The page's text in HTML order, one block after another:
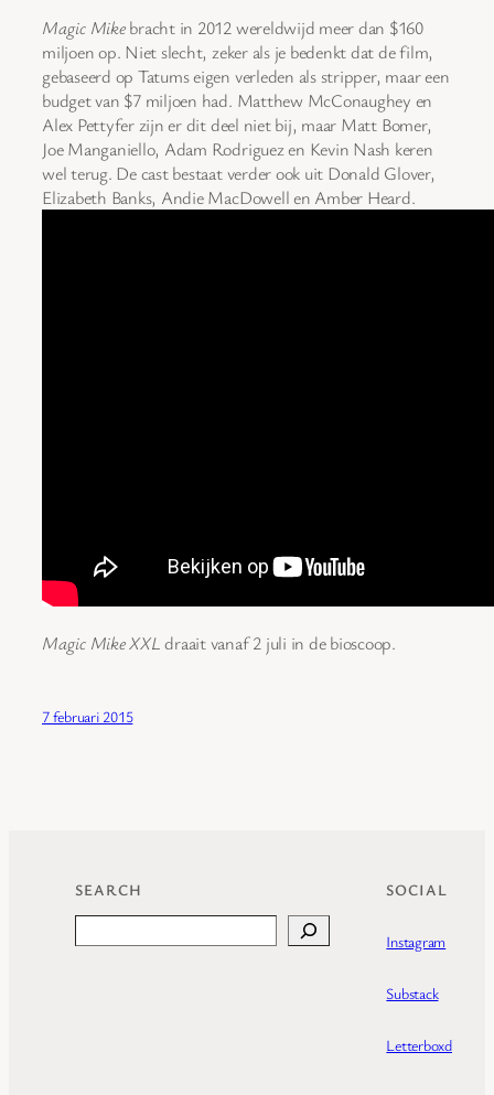
Magic Mikebracht in 2012 wereldwijd meer dan $160
miljoen op. Niet slecht, zeker als je bedenkt dat de film,
gebaseerd op Tatums eigen verleden als stripper, maar een
budget van $7 miljoen had. Matthew McConaughey en
Alex Pettyfer zijn er dit deel niet bij, maar Matt Bomer,
Joe Manganiello, Adam Rodriguez en Kevin Nash keren
wel terug. De cast bestaat verder ook uit Donald Glover,
Elizabeth Banks, Andie MacDowell en Amber Heard.
Magic Mike XXLdraait vanaf 2 juli in de bioscoop.
7 februari 2015
SEARCH SOCIAL
Instagram
Substack
Letterboxd